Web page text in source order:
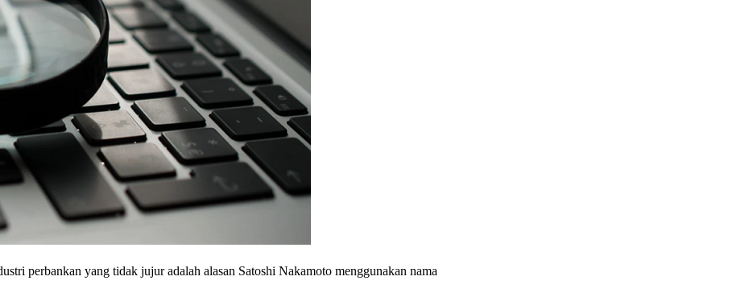
perbankan yang tidak jujur adalah alasan Satoshi Nakamoto menggunakan nama